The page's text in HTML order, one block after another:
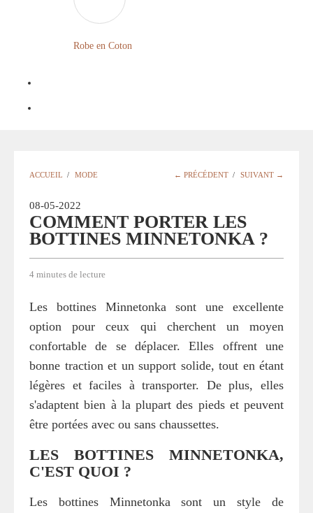
FLEURIE
Blog
?
Robe en Coton
ACCUEIL / MODE ← PRÉCÉDENT / SUIVANT →
08-05-2022
COMMENT PORTER LES
BOTTINES MINNETONKA ?
4 minutes de lecture
Les bottines Minnetonka sont une excellente
option pour ceux qui cherchent un moyen
confortable de se déplacer. Elles offrent une
bonne traction et un support solide, tout en étant
légères et faciles à transporter. De plus, elles
s'adaptent bien à la plupart des pieds et peuvent
être portées avec ou sans chaussettes.
LES BOTTINES MINNETONKA,
C'EST QUOI ?
Les bottines Minnetonka sont un style de